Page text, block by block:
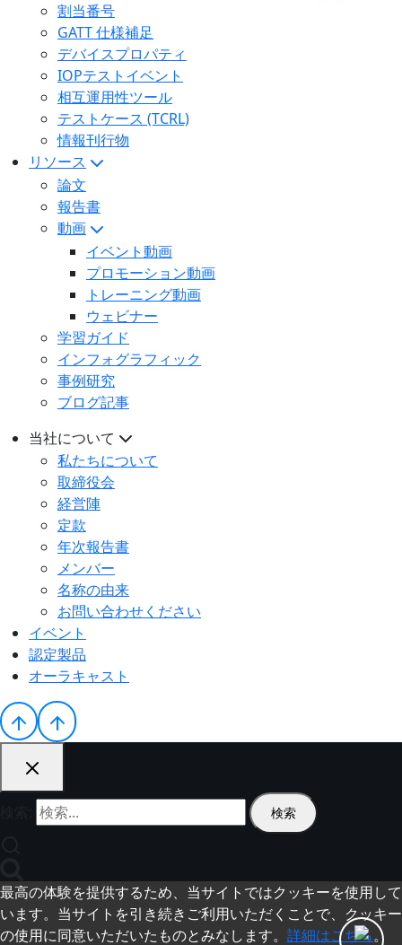
割当番号
GATT 仕様補足
デバイスプロパティ
IOPテストイベント
相互運用性ツール
テストケース (TCRL)
情報刊行物
リソース
論文
報告書
動画
イベント動画
プロモーション動画
トレーニング動画
ウェビナー
学習ガイド
インフォグラフィック
事例研究
ブログ記事
当社について
私たちについて
取締役会
経営陣
定款
年次報告書
メンバー
名称の由来
お問い合わせください
イベント
認定製品
オーラキャスト
最高の体験を提供するため、当サイトではクッキーを使用して
います。当サイトを引き続きご利用いただくことで、クッキー
の使用に同意いただいたものとみなします。 詳細はこちら。